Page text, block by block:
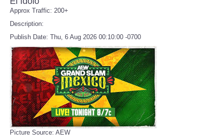
Approx Traffic: 200+
Description:
Publish Date: Thu, 6 Aug 2026 00:10:00 -0700
Picture Source: AEW